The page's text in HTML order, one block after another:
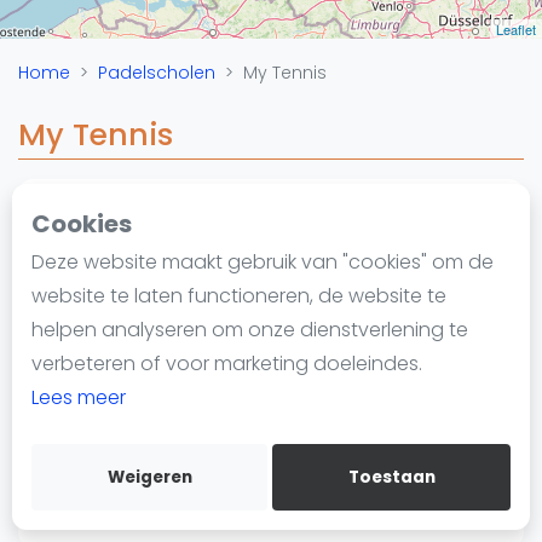
Cookies
Deze website maakt gebruik van "cookies" om de
website te laten functioneren, de website te
helpen analyseren om onze dienstverlening te
verbeteren of voor marketing doeleindes.
Lees meer
Weigeren Toestaan
Nieuws
Blog artikelen
Vragen over padel
Overige
Informatie
Over ons
Contact
Adverteren
Insights
WhatsApp
Join WhatsApp Community
Leaflet
Home Padelscholen My Tennis
My Tennis
Padelschool
Vinkeveen
https://my-tennis.nl